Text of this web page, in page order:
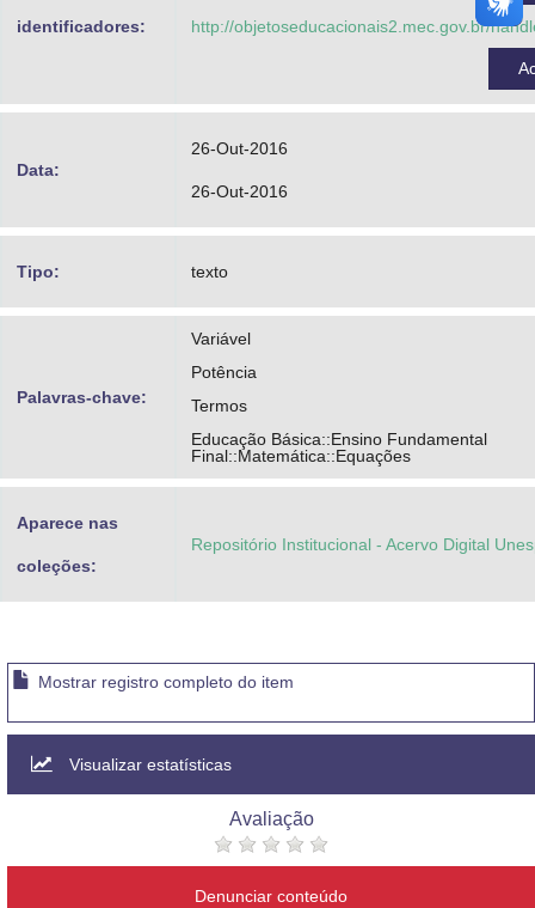
identificadores: http://objetoseducacionais2.mec.gov.br/
Data:
26-Out-2016
26-Out-2016
Tipo: texto
Palavras-chave:
Variável
Potência
Termos
Educação Básica::Ensino Fundamental
Final::Matemática::Equações
Aparece nas
coleções:
Repositório Institucional - Acervo Digital
Mostrar registro completo do item
Visualizar estatísticas
Avaliação
Denunciar conteúdo